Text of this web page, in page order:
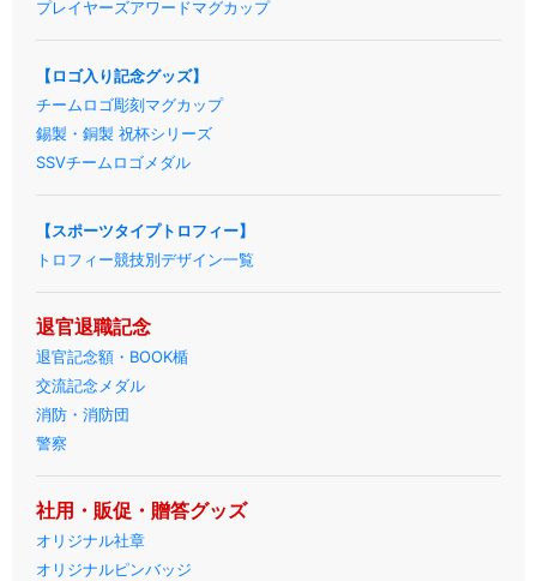
プレイヤーズアワードマグカップ
【ロゴ入り記念グッズ】
チームロゴ彫刻マグカップ
錫製・銅製 祝杯シリーズ
SSVチームロゴメダル
【スポーツタイプトロフィー】
トロフィー競技別デザイン一覧
退官退職記念
退官記念額・BOOK楯
交流記念メダル
消防・消防団
警察
社用・販促・贈答グッズ
オリジナル社章
オリジナルピンバッジ